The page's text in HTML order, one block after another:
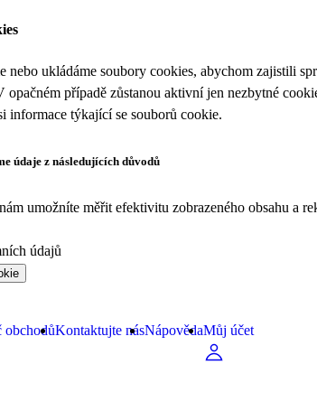
nebo ukládáme soubory cookies, abychom zajistili
opačném případě zůstanou aktivní jen nezbytné
informace týkající se souborů cookie.
údaje z následujících důvodů
umožníte měřit efektivitu zobrazeného obsahu a
údajů
obchodůKontaktujte násNápovědaMůj účet